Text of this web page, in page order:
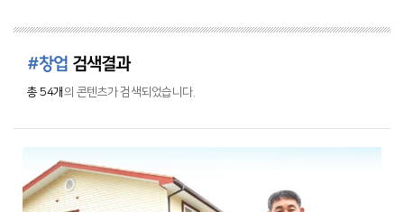
#창업 검색결과
총 54개 의 콘텐츠가 검색되었습니다.